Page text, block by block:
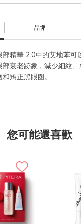
品牌
部精華 2.0中的艾地苯可
部衰老跡象，減少細紋
矯正黑眼圈。
您可能還喜歡